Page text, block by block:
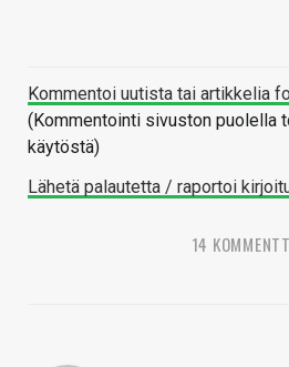
Kommentoi uutista tai artikkelia
(Kommentointi sivuston puolella
käytöstä)
Lähetä palautetta / raportoi
14